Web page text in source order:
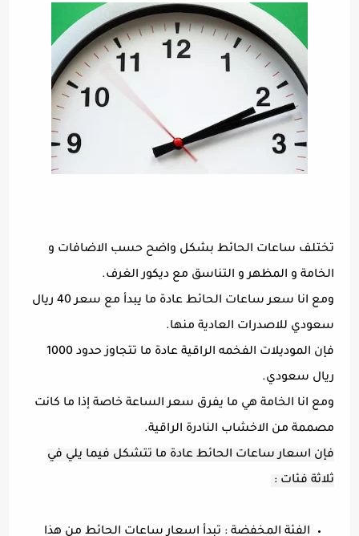
تختلف ساعات الحائط بشكل واضح حسب الاضافات و
الخامة و المظهر و التناسق مع ديكور الغرف.
ومع انا سعر ساعات الحائط عادة ما يبدأ مع سعر 40 ريال
سعودي للاصدرات العادية منها.
فإن الموديلات الفخمه الراقية عادة ما تتجاوز حدود 1000
ريال سعودي.
ومع انا الخامة هي ما يفرق سعر الساعة خاصة إذا ما كانت
مصممة من الاخشاب النادرة الراقية.
فإن اسعار ساعات الحائط عادة ما تتشكل فيما يلي في
ثلاثة فئات :
الفئة المخفضة : تبدأ اسعار ساعات الحائط من هذا